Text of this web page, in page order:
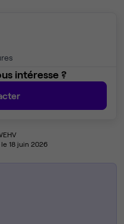
intéresse ?
18 juin 2026